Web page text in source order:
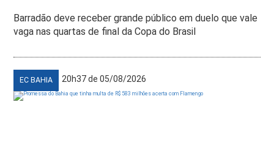
Barradão deve receber grande público em duelo que vale
vaga nas quartas de final da Copa do Brasil
EC BAHIA 20h37 de 05/08/2026